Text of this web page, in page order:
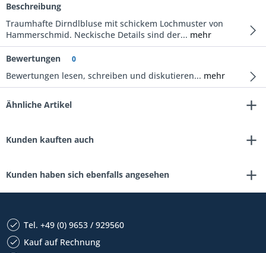
Beschreibung
Traumhafte Dirndlbluse mit schickem Lochmuster von
Hammerschmid. Neckische Details sind der... mehr
Bewertungen 0
Bewertungen lesen, schreiben und diskutieren... mehr
Ähnliche Artikel
Kunden kauften auch
Kunden haben sich ebenfalls angesehen
Tel. +49 (0) 9653 / 929560
Kauf auf Rechnung